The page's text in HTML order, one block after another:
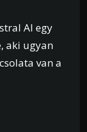
AI egy
aki ugyan
van a